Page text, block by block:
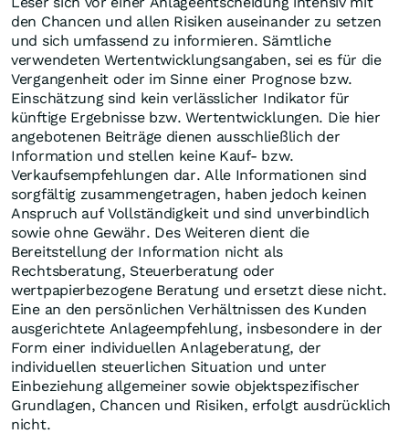
den Chancen und allen Risiken auseinander zu setzen
und sich umfassend zu informieren. Sämtliche
verwendeten Wertentwicklungsangaben, sei es für die
Vergangenheit oder im Sinne einer Prognose bzw.
Einschätzung sind kein verlässlicher Indikator für
künftige Ergebnisse bzw. Wertentwicklungen. Die hier
angebotenen Beiträge dienen ausschließlich der
Information und stellen keine Kauf- bzw.
Verkaufsempfehlungen dar. Alle Informationen sind
sorgfältig zusammengetragen, haben jedoch keinen
Anspruch auf Vollständigkeit und sind unverbindlich
sowie ohne Gewähr. Des Weiteren dient die
Bereitstellung der Information nicht als
Rechtsberatung, Steuerberatung oder
wertpapierbezogene Beratung und ersetzt diese nicht.
Eine an den persönlichen Verhältnissen des Kunden
ausgerichtete Anlageempfehlung, insbesondere in der
Form einer individuellen Anlageberatung, der
individuellen steuerlichen Situation und unter
Einbeziehung allgemeiner sowie objektspezifischer
Grundlagen, Chancen und Risiken, erfolgt ausdrücklich
nicht.